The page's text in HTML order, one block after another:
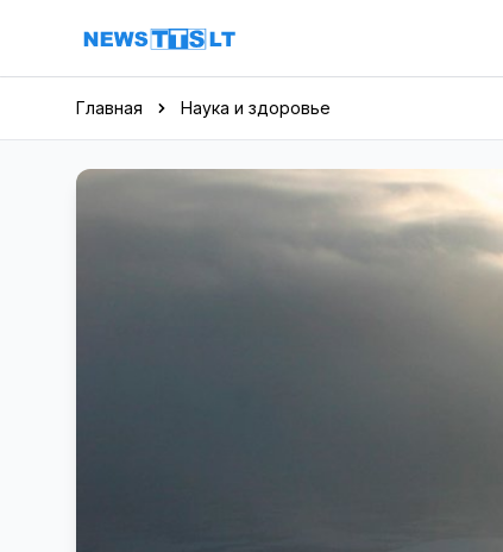
Перейти к содержимому
Главная Наука и здоровье